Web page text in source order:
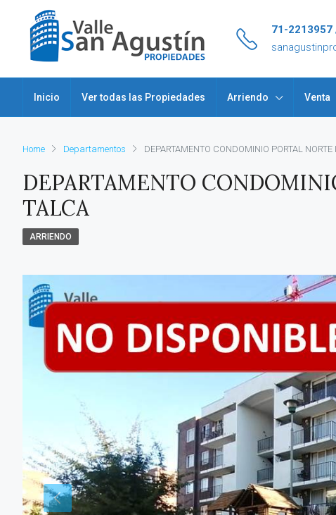
71-
Inicio Ver todas las Propiedades Arriendo Venta
Home Departamentos DEPARTAMENTO CONDOMINIO PORTAL NORTE
DEPARTAMENTO
TALCA
ARRIENDO